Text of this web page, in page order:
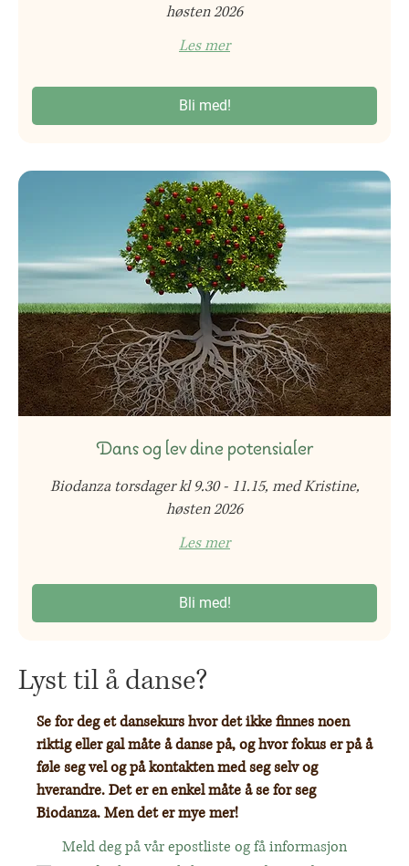
høsten 2026
Les mer
Bli med!
Dans og lev dine potensialer
Biodanza torsdager kl 9.30 - 11.15, med Kristine,
høsten 2026
Les mer
Bli med!
Meld deg på vår epostliste og få informasjon
Lyst til å danse?
Se for deg et dansekurs hvor det ikke finnes noen
riktig eller gal måte å danse på, og hvor fokus er på å
føle seg vel og på kontakten med seg selv og
hverandre. Det er en enkel måte å se for seg
Biodanza. Men det er mye mer!